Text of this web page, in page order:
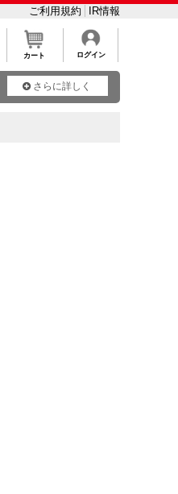
ご利用規約 IR情報
カート ログイン
さらに詳しく